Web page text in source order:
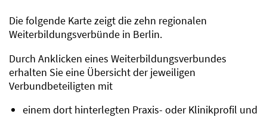
Die folgende Karte zeigt die zehn regionalen
Weiterbildungsverbünde in Berlin.
Durch Anklicken eines Weiterbildungsverbundes
erhalten Sie eine Übersicht der jeweiligen
Verbundbeteiligten mit
einem dort hinterlegten Praxis- oder Klinikprofil und